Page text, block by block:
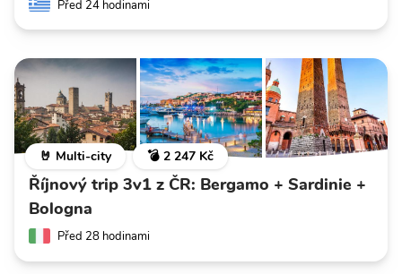
Před 24 hodinami
🤘 Multi-city 💣 2 247 Kč
Říjnový trip 3v1 z ČR: Bergamo + Sardinie +
Bologna
Před 28 hodinami